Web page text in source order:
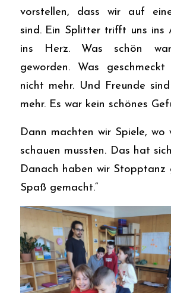
vorstellen, dass wir auf
sind. Ein Splitter trifft uns ins
ins Herz. Was schön
geworden. Was
nicht mehr. Und Freunde
mehr. Es war kein schönes
Dann machten wir Spiele, wo
schauen mussten. Das hat
Danach haben wir Stopptanz
Spaß gemacht.“